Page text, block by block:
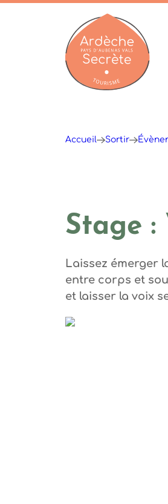
Accueil Sortir
Stage :
Laissez émerger
entre corps et
et laisser la voix